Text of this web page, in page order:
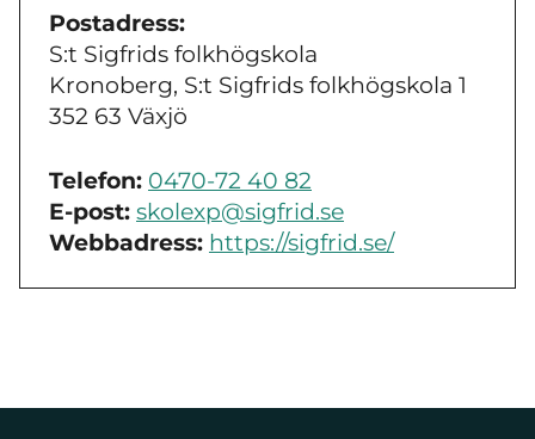
Postadress:
S:t Sigfrids folkhögskola
Kronoberg, S:t Sigfrids folkhögskola 1
352 63 Växjö
Telefon: 0470-72 40 82
E-post: skolexp@sigfrid.se
Webbadress: https://sigfrid.se/